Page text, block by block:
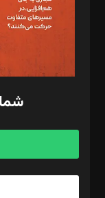
فیلمبرداری و عکاسی:
گرافیک و
مد‌یر توسعه تجاری:
امور مالی: شاپور
آگهی و مشترکین: ۰۹۱۹۹۹۹۰۴۵۴
شماره ۱۴۷ -